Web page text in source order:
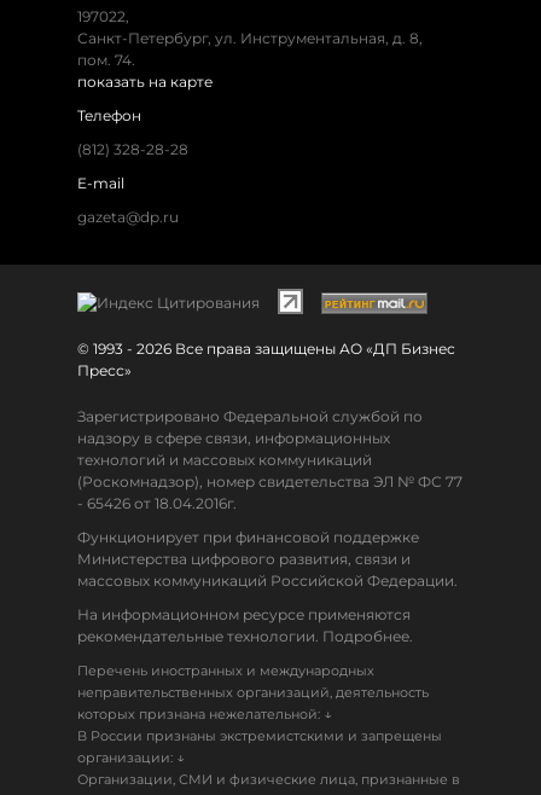
197022,
Санкт-Петербург, ул. Инструментальная, д. 8,
пом. 74.
показать на карте
Телефон
(812) 328-28-28
E-mail
gazeta@dp.ru
© 1993 - 2026 Все права защищены АО «ДП Бизнес
Пресс»
Зарегистрировано Федеральной службой по
надзору в сфере связи, информационных
технологий и массовых коммуникаций
(Роскомнадзор), номер свидетельства ЭЛ № ФС 77
- 65426 от 18.04.2016г.
Функционирует при финансовой поддержке
Министерства цифрового развития, связи и
массовых коммуникаций Российской Федерации.
На информационном ресурсе применяются
рекомендательные технологии. Подробнее.
Перечень иностранных и международных
неправительственных организаций, деятельность
которых признана нежелательной: ↓
В России признаны экстремистскими и запрещены
организации: ↓
Организации, СМИ и физические лица, признанные в